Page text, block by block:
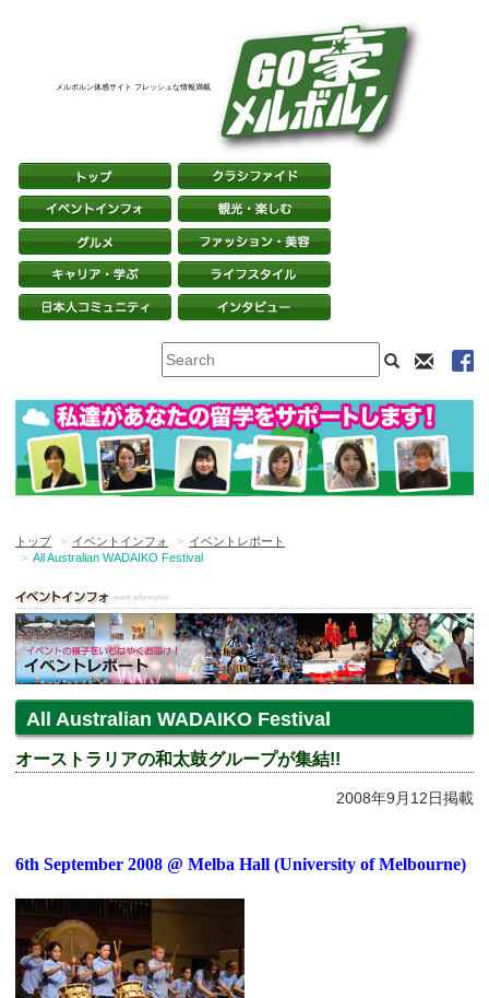
メルボルン体感サイト フレッシュな情報満載
トップ イベントインフォ
イベントレポート
All Australian WADAIKO Festival
All Australian WADAIKO Festival
オーストラリアの和太鼓グループが集結!!
2008年9月12日掲載
6th September 2008 @ Melba Hall (University of Melbourne)